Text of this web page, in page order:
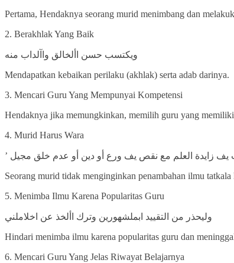
Pertama, Hendaknya seorang murid menimbang dan
2. Berakhlak Yang Baik
ويكتسب حسن األخالق واآلداب منه
Mendapatkan kebaikan perilaku (akhlak) serta adab darinya.
3. Mencari Guru Yang Mempunyai Kompetensi
Hendaknya jika memungkinkan, memilih guru yang
4. Murid Harus Wara
Seorang murid tidak menginginkan penambahan ilmu
5. Menimba Ilmu Karena Popularitas Guru
وليحذر من التقييد ابملشهورين وترك األخذ عن اخلاملني
Hindari menimba ilmu karena popularitas guru dan
6. Mencari Guru Yang Jelas Riwayat Belajarnya